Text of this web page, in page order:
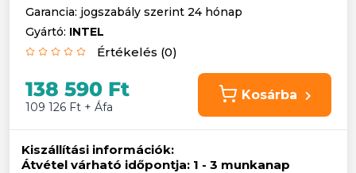
Garancia: jogszabály szerint 24 hónap
Gyártó: INTEL
Értékelés (0)
138 590 Ft
109 126 Ft + Áfa
Kosárba
Kiszállítási információk:
Átvétel várható időpontja: 1 - 3 munkanap